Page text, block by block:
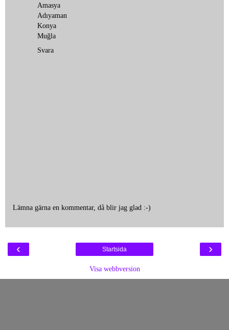
Amasya
Adıyaman
Konya
Muğla
Svara
Lämna gärna en kommentar, då blir jag glad :-)
‹ ›
Startsida
Visa webbversion